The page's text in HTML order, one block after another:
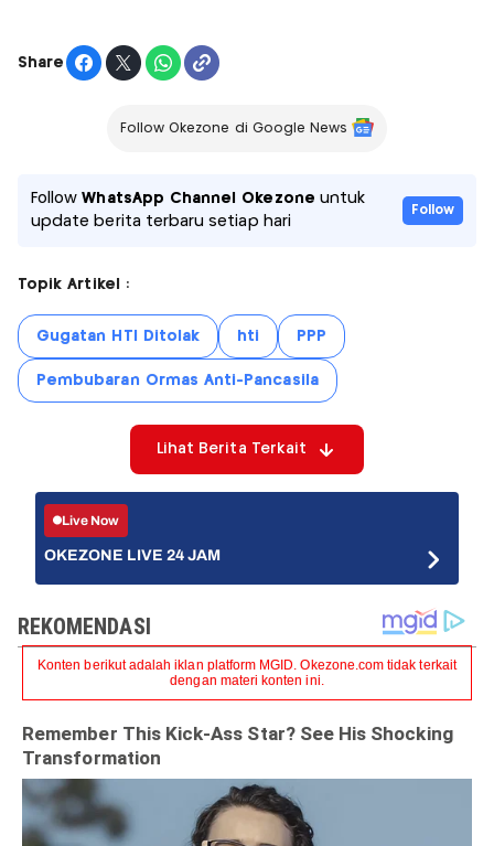
Share
Follow Okezone di Google News
FollowWhatsApp Channel Okezone untuk
update berita terbaru setiap hari
Follow
Topik Artikel :
Gugatan HTI Ditolak hti PPP
Pembubaran Ormas Anti-Pancasila
Lihat Berita Terkait
Live Now
OKEZONE LIVE 24 JAM